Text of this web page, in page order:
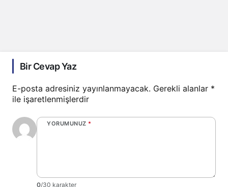
Bir Cevap Yaz
E-posta adresiniz yayınlanmayacak. Gerekli alanlar *
ile işaretlenmişlerdir
YORUMUNUZ *
0/30 karakter